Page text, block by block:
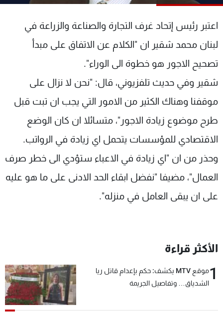
اعتبر رئيس إتحاد غرف التجارة والصناعة والزراعة في
لبنان محمد شقير ان "الكلام عن الاتفاق على مبدأ
تصحيح الاجور هو خطوة الى الوراء".
شقير وفي حديث تلفزيوني، قال: "نحن لا نزال على
موقفنا وهناك الكثير من الامور التي يجب ان تبت قبل
طرح موضوع زيادة الاجور"، متسائلا ان كان الوضع
الاقتصادي للمؤسسات يتحمل اي زيادة في الرواتب.
وحذر من ان "اي زيادة في الاعباء ستؤدي الى خطر صرف
العمال"، مضيفا "نفضل ابقاء الحد الادنى على ما هو عليه
على ان يبقى العامل في منزله".
الأكثر قراءة
1
موقع MTV يكشف: حكم بإعدام قاتل ريا
الشدياق… وتفاصيل الجريمة
الترددات
الإنـتـاج
لاعلاناتكم
تواصل معنا
شروط الإسـتخدام
سياسة الخصوصية